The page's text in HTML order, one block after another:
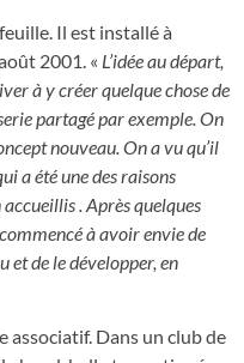
Il est installé à
2001. « L’idée au départ,
à y créer quelque chose de
partagé par exemple. On
nouveau. On a vu qu’il
a été une des raisons
. Après quelques
à avoir envie de
et de le développer, en
associatif. Dans un club de